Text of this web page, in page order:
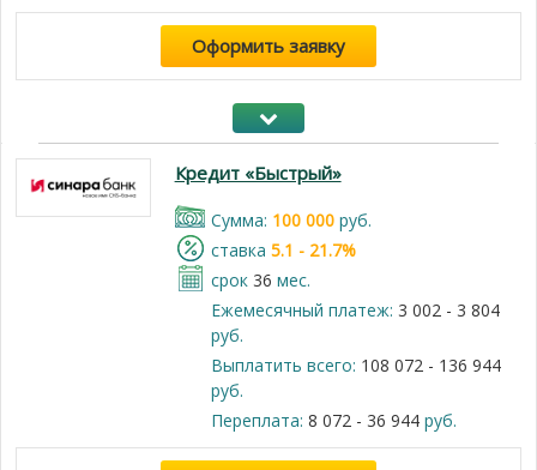
Оформить заявку
Кредит «Быстрый»
Cумма: 100 000руб.
cтавка 5.1 - 21.7%
срок 36 мес.
Ежемесячный платеж: 3 002 - 3 804
руб.
Выплатить всего: 108 072 - 136 944
руб.
Переплата: 8 072 - 36 944руб.